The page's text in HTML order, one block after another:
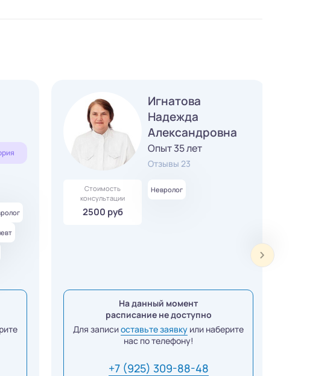
Игнатова
Надежда
Александровна
Опыт 35 лет
Отзывы 23
Стоимость
консультации
2500 руб
Невролог
На данный момент
расписание не доступно
Для записиоставьте заявку или наберите
нас по телефону!
+7 (925) 309-88-48